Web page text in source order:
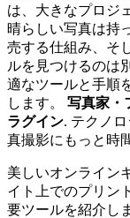
は、大きなプロジ
晴らしい写真は持
売する仕組み、そ
ルを見つけるのは
適なツールと手順
します。 写真家・
ラグイン. テクノ
真撮影にもっと時
美しいオンライン
イト上でのプリン
要ツールを紹介し